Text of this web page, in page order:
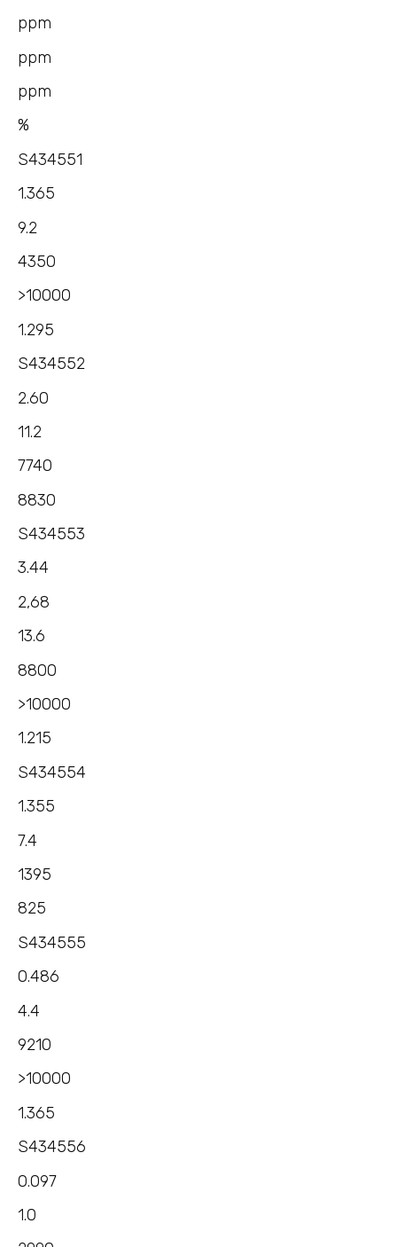
ppm
ppm
ppm
%
S434551
1.365
9.2
4350
>10000
1.295
S434552
2.60
11.2
7740
8830
S434553
3.44
2,68
13.6
8800
>10000
1.215
S434554
1.355
7.4
1395
825
S434555
0.486
4.4
9210
>10000
1.365
S434556
0.097
1.0